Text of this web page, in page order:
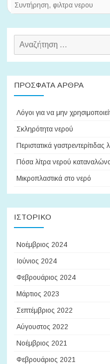
Συντήρηση, φιλτρα νερου
Αναζήτηση
ΠΡΌΣΦΑΤΑ ΆΡΘΡΑ
Λόγοι για να μην
Σκληρότητα νερού
Περιστατικά
Πόσα λίτρα νερού
Μικροπλαστικά στο νερό
ΙΣΤΟΡΙΚΌ
Νοέμβριος 2024
Ιούνιος 2024
Φεβρουάριος 2024
Μάρτιος 2023
Σεπτέμβριος 2022
Αύγουστος 2022
Νοέμβριος 2021
Φεβρουάριος 2021